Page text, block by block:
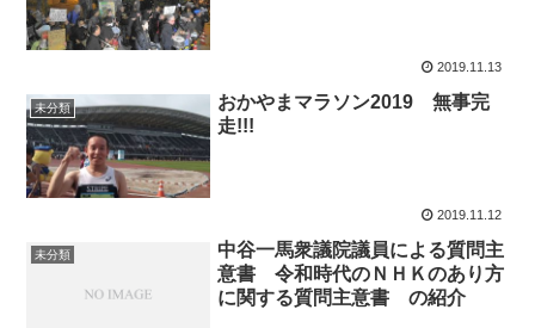
2019.11.13
未分類
おかやまマラソン2019 無事完
走!!!
2019.11.12
未分類
中谷一馬衆議院議員による質問主
意書 令和時代のＮＨＫのあり方
に関する質問主意書 の紹介